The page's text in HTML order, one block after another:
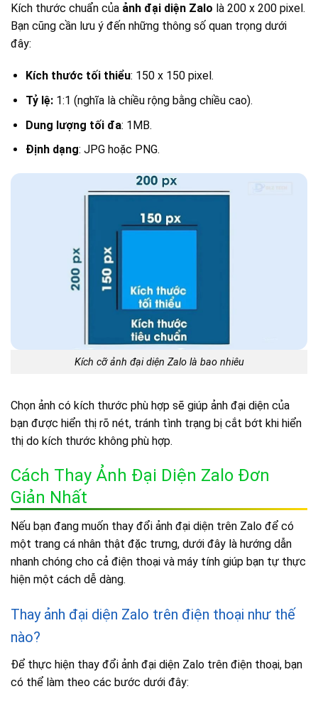
Kích thước chuẩn của ảnh đại diện Zalo là 200 x 200 pixel.
Bạn cũng cần lưu ý đến những thông số quan trọng dưới
đây:
Kích thước tối thiểu: 150 x 150 pixel.
Tỷ lệ:1:1 (nghĩa là chiều rộng bằng chiều cao).
Dung lượng tối đa: 1MB.
Định dạng: JPG hoặc PNG.
Kích cỡ ảnh đại diện Zalo là bao nhiêu
Chọn ảnh có kích thước phù hợp sẽ giúp ảnh đại diện của
bạn được hiển thị rõ nét, tránh tình trạng bị cắt bớt khi hiển
thị do kích thước không phù hợp.
Cách Thay Ảnh Đại Diện Zalo Đơn
Giản Nhất
Nếu bạn đang muốn thay đổi ảnh đại diện trên Zalo để có
một trang cá nhân thật đặc trưng, dưới đây là hướng dẫn
nhanh chóng cho cả điện thoại và máy tính giúp bạn tự thực
hiện một cách dễ dàng.
Thay ảnh đại diện Zalo trên điện thoại như thế
nào?
Để thực hiện thay đổi ảnh đại diện Zalo trên điện thoại, bạn
có thể làm theo các bước dưới đây: